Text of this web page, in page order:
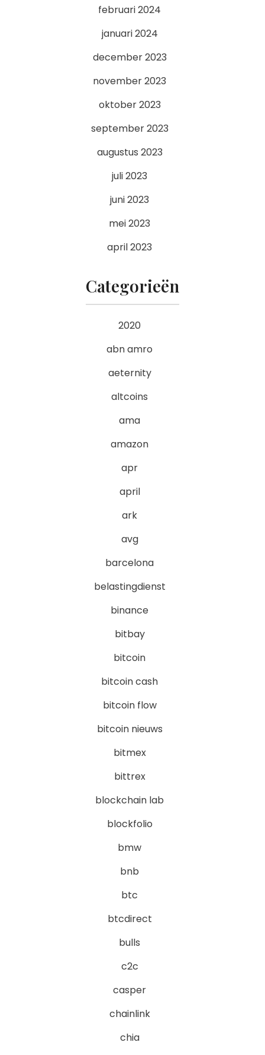
februari 2024
januari 2024
december 2023
november 2023
oktober 2023
september 2023
augustus 2023
juli 2023
juni 2023
mei 2023
april 2023
Categorieën
2020
abn amro
aeternity
altcoins
ama
amazon
apr
april
ark
avg
barcelona
belastingdienst
binance
bitbay
bitcoin
bitcoin cash
bitcoin flow
bitcoin nieuws
bitmex
bittrex
blockchain lab
blockfolio
bmw
bnb
btc
btcdirect
bulls
c2c
casper
chainlink
chia